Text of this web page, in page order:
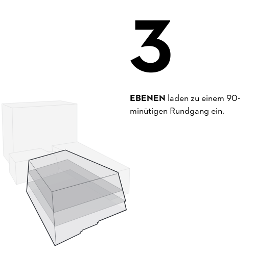
3
EBENEN laden zu einem 90-
minütigen Rundgang ein.